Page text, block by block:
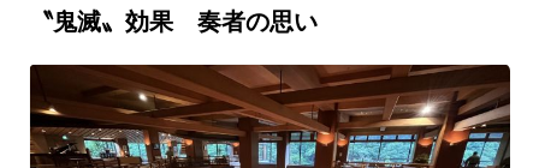
〝鬼滅〟効果 奏者の思い